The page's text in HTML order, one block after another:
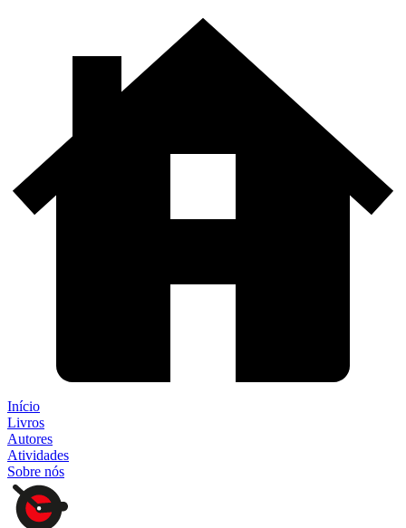
Início
Livros
Autores
Atividades
Sobre nós